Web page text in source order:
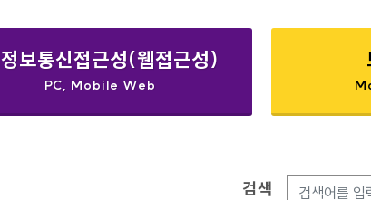
정보통신접근성(웹접근성)
PC, Mobile Web
검색